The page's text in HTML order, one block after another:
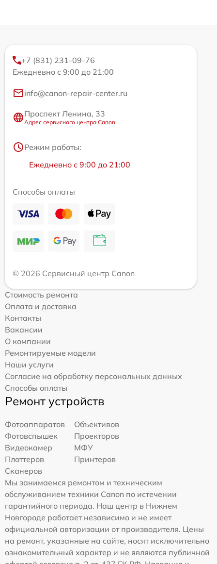
+7 (831) 231-09-76
Ежедневно с 9:00 до 21:00
info@canon-repair-center.ru
Проспект Ленина, 33
Адрес сервисного центра Canon
Режим работы:
Ежедневно с 9:00 до 21:00
Способы оплаты
© 2026 Сервисный центр Canon
Стоимость ремонта
Оплата и доставка
Контакты
Вакансии
О компании
Ремонтируемые модели
Наши услуги
Согласие на обработку персональных данных
Способы оплаты
Ремонт устройств
Фотоаппаратов
Объективов
Фотовспышек
Проекторов
Видеокамер
МФУ
Плоттеров
Принтеров
Сканеров
Мы занимаемся ремонтом и техническим
обслуживанием техники Canon по истечении
гарантийного периода. Наш центр в Нижнем
Новгороде работает независимо и не имеет
официальной авторизации от производителя. Цены
на ремонт, указанные на сайте, носят исключительно
ознакомительный характер и не являются публичной